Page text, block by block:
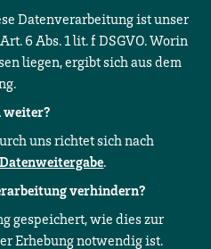
Datenverarbeitung ist unser
6 Abs. 1 lit. f DSGVO. Worin
liegen, ergibt sich aus dem
weiter?
uns richtet sich nach
.
verhindern?
gespeichert, wie dies zur
Erhebung notwendig ist.